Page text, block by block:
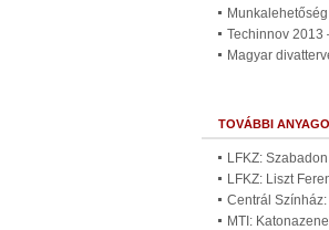
Techinnov 2013
Magyar
TOVÁBBI
LFKZ:
LFKZ: Liszt
Centrál
MTI: